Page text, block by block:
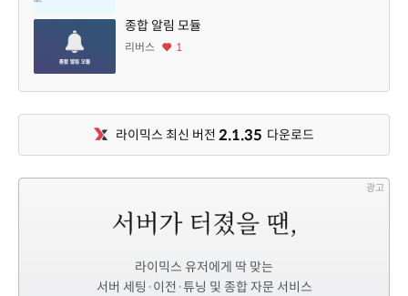
종합 알림 모듈
리버스 1
라이믹스 최신 버전 2.1.35 다운로드
광고
라이믹스 유저에게 딱 맞는
서버 세팅·이전·튜닝 및 종합 자문 서비스